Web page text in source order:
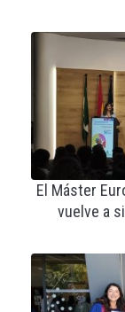
El Máster
vuelve a